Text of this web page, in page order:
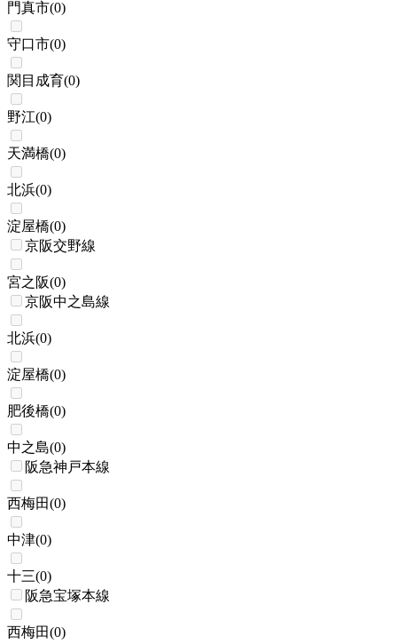
門真市(0)
守口市(0)
関目成育(0)
野江(0)
天満橋(0)
北浜(0)
淀屋橋(0)
京阪交野線
宮之阪(0)
京阪中之島線
北浜(0)
淀屋橋(0)
肥後橋(0)
中之島(0)
阪急神戸本線
西梅田(0)
中津(0)
十三(0)
阪急宝塚本線
西梅田(0)